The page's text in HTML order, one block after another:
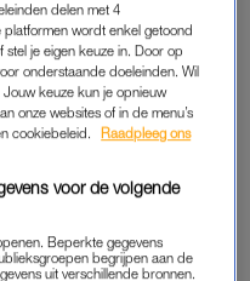
water. Niet om wat te
delen met 4
wordt enkel getoond
stel je eigen keuze in. Door op
onderstaande doeleinden. Wil
Jouw keuze kun je opnieuw
onze websites of in de menu’s
cookiebeleid.
Raadpleeg ons
voor de volgende
Beperkte gegevens
begrijpen aan de
uit verschillende bronnen.